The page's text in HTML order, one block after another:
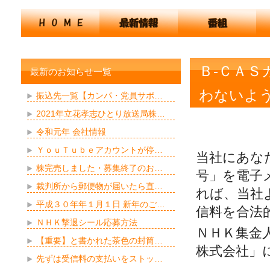
Ｂ-ＣＡＳ
わないよ
当社にあな
号」を電子
れば、当社
信料を合法
ＮＨＫ集金
株式会社」
最新のお知らせ一覧
振込先一覧【カンパ・党員サポ…
2021年立花孝志ひとり放送局株…
令和元年 会社情報
ＹｏｕＴｕｂｅアカウントが停…
株完売しました・募集終了のお…
裁判所から郵便物が届いたら直…
平成３０年年１月１日 新年のご…
ＮＨＫ撃退シール応募方法
【重要】と書かれた茶色の封筒…
先ずは受信料の支払いをストッ…